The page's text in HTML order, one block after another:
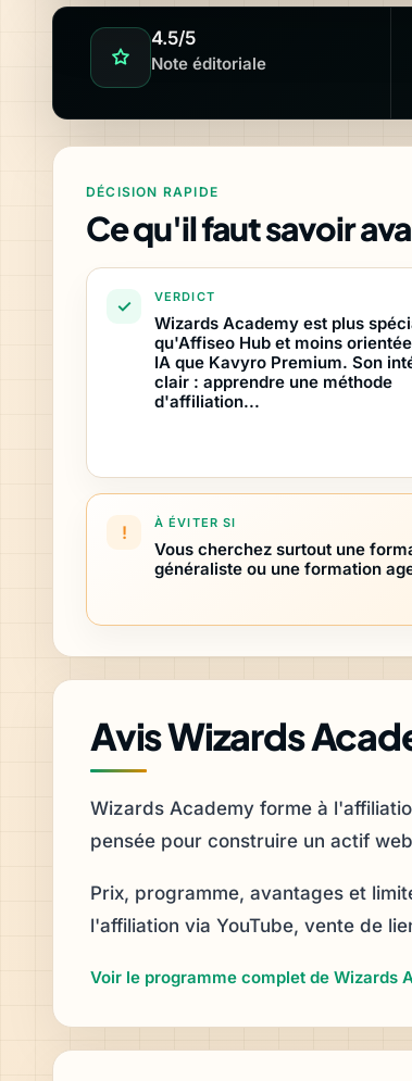
4.5/5
Note éditoriale
DÉCISION RAPIDE
Ce qu'il faut savoir
VERDICT
Wizards Academy est plus
qu'Affiseo Hub et moins
IA que Kavyro Premium. Son
clair : apprendre une méthode
d'affiliation...
À ÉVITER SI
Vous cherchez surtout une
généraliste ou une formation
Avis Wizards
Wizards Academy forme à
pensée pour construire un actif
Prix, programme, avantages et
l'affiliation via YouTube, vente de
Voir le programme complet de Wizards